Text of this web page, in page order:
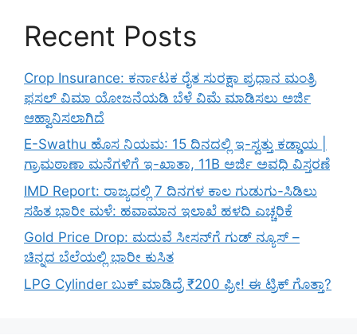
Recent Posts
Crop Insurance: ಕರ್ನಾಟಕ ರೈತ ಸುರಕ್ಷಾ ಪ್ರಧಾನ ಮಂತ್ರಿ
ಫಸಲ್ ವಿಮಾ ಯೋಜನೆಯಡಿ ಬೆಳೆ ವಿಮೆ ಮಾಡಿಸಲು ಅರ್ಜಿ
ಆಹ್ವಾನಿಸಲಾಗಿದೆ
E-Swathu ಹೊಸ ನಿಯಮ: 15 ದಿನದಲ್ಲಿ ಇ-ಸ್ವತ್ತು ಕಡ್ಡಾಯ |
ಗ್ರಾಮಠಾಣಾ ಮನೆಗಳಿಗೆ ಇ-ಖಾತಾ, 11B ಅರ್ಜಿ ಅವಧಿ ವಿಸ್ತರಣೆ
IMD Report: ರಾಜ್ಯದಲ್ಲಿ 7 ದಿನಗಳ ಕಾಲ ಗುಡುಗು-ಸಿಡಿಲು
ಸಹಿತ ಭಾರೀ ಮಳೆ: ಹವಾಮಾನ ಇಲಾಖೆ ಹಳದಿ ಎಚ್ಚರಿಕೆ
Gold Price Drop: ಮದುವೆ ಸೀಸನ್‌ಗೆ ಗುಡ್ ನ್ಯೂಸ್ –
ಚಿನ್ನದ ಬೆಲೆಯಲ್ಲಿ ಭಾರೀ ಕುಸಿತ
LPG Cylinder ಬುಕ್ ಮಾಡಿದ್ರೆ ₹200 ಫ್ರೀ! ಈ ಟ್ರಿಕ್ ಗೊತ್ತಾ?